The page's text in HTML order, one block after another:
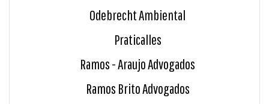
Odebrecht Ambiental
Praticalles
Ramos - Araujo Advogados
Ramos Brito Advogados